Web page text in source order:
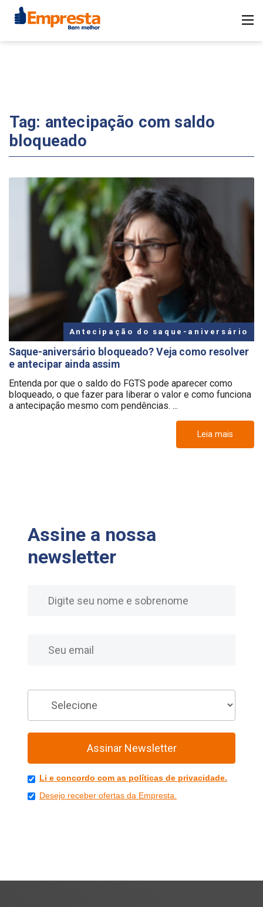
Tag: antecipação com saldo
bloqueado
Antecipação do saque-aniversário
Saque-aniversário bloqueado? Veja como resolver
e antecipar ainda assim
Entenda por que o saldo do FGTS pode aparecer como
bloqueado, o que fazer para liberar o valor e como funciona
a antecipação mesmo com pendências. ...
Leia mais
Assine a nossa
newsletter
Assinar Newsletter
Li e concordo com as políticas de privacidade.
Desejo receber ofertas da Empresta.